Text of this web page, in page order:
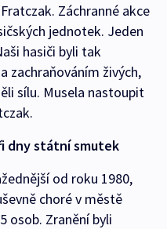
Záchranné akce
jednotek. Jeden
hasiči byli tak
zachraňováním živých,
sílu. Musela nastoupit
dny státní smutek
od roku 1980,
choré v městě
osob. Zranění byli